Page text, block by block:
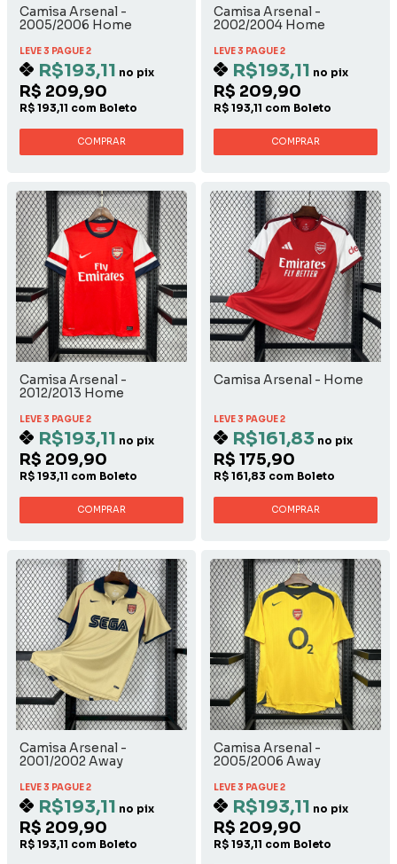
Camisa Arsenal -
2005/2006 Home
LEVE 3 PAGUE 2
R$193,11 no pix
R$ 209,90
R$ 193,11 com Boleto
COMPRAR
Camisa Arsenal -
2002/2004 Home
LEVE 3 PAGUE 2
R$193,11 no pix
R$ 209,90
R$ 193,11 com Boleto
COMPRAR
Camisa Arsenal -
2012/2013 Home
LEVE 3 PAGUE 2
R$193,11 no pix
R$ 209,90
R$ 193,11 com Boleto
COMPRAR
Camisa Arsenal - Home
LEVE 3 PAGUE 2
R$161,83 no pix
R$ 175,90
R$ 161,83 com Boleto
COMPRAR
Camisa Arsenal -
2001/2002 Away
LEVE 3 PAGUE 2
R$193,11 no pix
R$ 209,90
R$ 193,11 com Boleto
Camisa Arsenal -
2005/2006 Away
LEVE 3 PAGUE 2
R$193,11 no pix
R$ 209,90
R$ 193,11 com Boleto